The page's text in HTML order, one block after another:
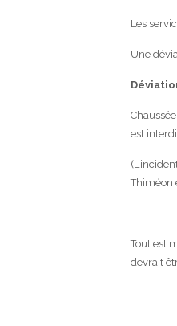
Les
Une
est
Thiméon
Tout est
devrait